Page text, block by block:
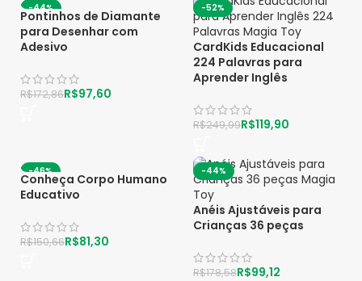
-44%
Pontinhos de Diamante
para Desenhar com
Adesivo
R$172,86R$97,60
-52%
CardKids Educacional
224 Palavras para
Aprender Inglês
R$249,99R$119,90
-46%
Conheça Corpo Humano
Educativo
R$150,66R$81,30
-44%
Anéis Ajustáveis para
Crianças 36 peças
R$178,58R$99,12